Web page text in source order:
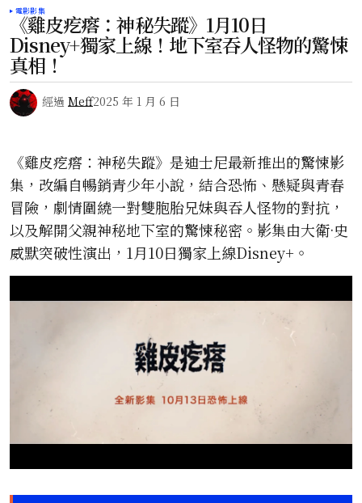
電影影集
《雞皮疙瘩：神秘失蹤》1月10日
Disney+獨家上線！地下室吞人怪物的驚悚
真相！
經過 Meff2025 年 1 月 6 日
《雞皮疙瘩：神秘失蹤》是迪士尼最新推出的驚悚影
集，改編自暢銷青少年小說，結合恐怖、懸疑與青春
冒險，劇情圍繞一對雙胞胎兄妹與吞人怪物的對抗，
以及解開父親神秘地下室的驚悚秘密。影集由大衛·史
威默突破性演出，1月10日獨家上線Disney+。